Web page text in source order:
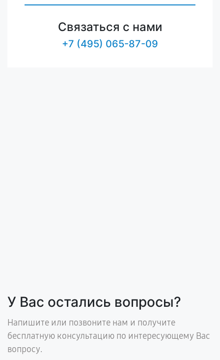
Связаться с нами
+7 (495) 065-87-09
У Вас остались вопросы?
Напишите или позвоните нам и получите
бесплатную консультацию по интересующему Вас
вопросу.